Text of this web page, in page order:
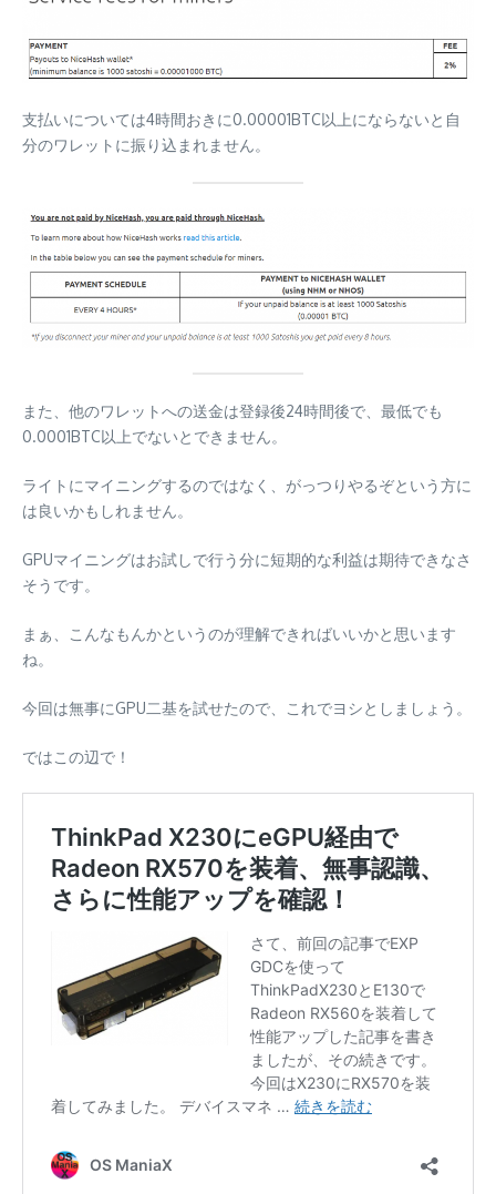
支払いについては4時間おきに0.00001BTC以上にならないと自
分のワレットに振り込まれません。
また、他のワレットへの送金は登録後24時間後で、最低でも
0.0001BTC以上でないとできません。
ライトにマイニングするのではなく、がっつりやるぞという方に
は良いかもしれません。
GPUマイニングはお試しで行う分に短期的な利益は期待できなさ
そうです。
まぁ、こんなもんかというのが理解できればいいかと思います
ね。
今回は無事にGPU二基を試せたので、これでヨシとしましょう。
ではこの辺で！